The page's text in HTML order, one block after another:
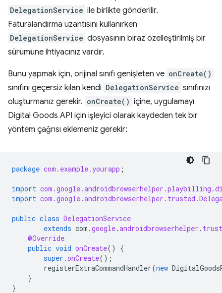
DelegationService ile birlikte gönderilir.
Faturalandırma uzantısını kullanırken
DelegationService dosyasının biraz özelleştirilmiş bir
sürümüne ihtiyacınız vardır.
Bunu yapmak için, orijinal sınıfı genişleten ve onCreate()
sınıfını geçersiz kılan kendi DelegationService sınıfınızı
oluşturmanız gerekir. onCreate() içine, uygulamayı
Digital Goods API için işleyici olarak kaydeden tek bir
yöntem çağrısı eklemeniz gerekir:
package com.example.yourapp ;
import
import
public class DelegationService
extends com .google.androidbrowserhelper .
@Override
public void onCreate()
{
super .onCreate();
registerExtraCommandHandler(new
}
}